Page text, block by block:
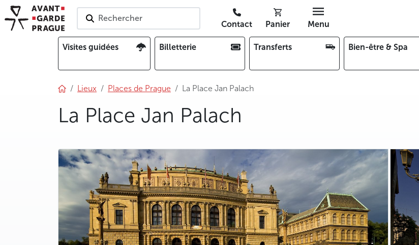
Rechercher
Contact Panier Menu
Visites guidées Billetterie Transferts Bien-être & Spa
Lieux Places de Prague La Place Jan Palach
La Place Jan Palach
photo 5